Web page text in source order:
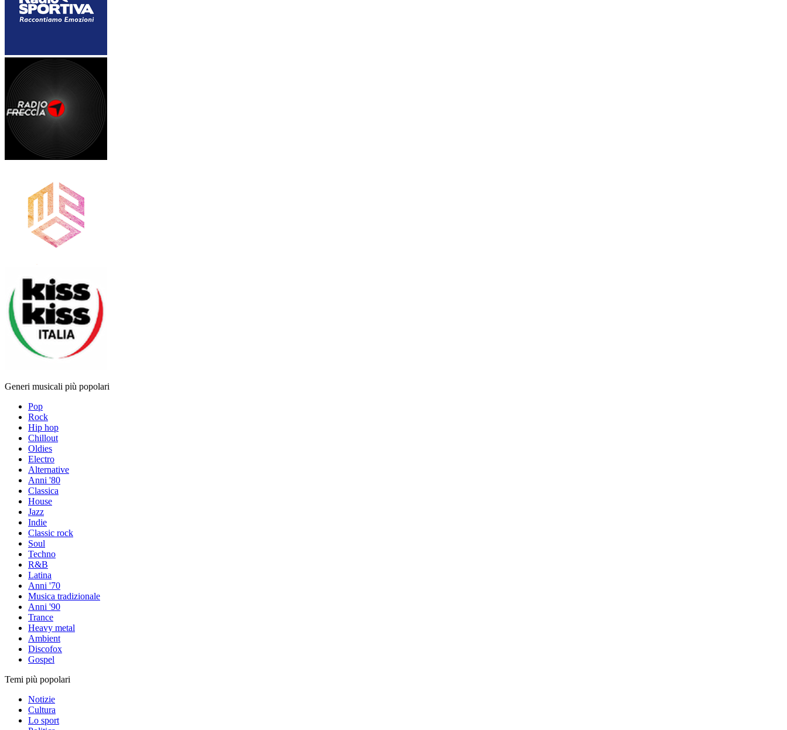
Generi musicali più popolari
Pop
Rock
Hip hop
Chillout
Oldies
Electro
Alternative
Anni '80
Classica
House
Jazz
Indie
Classic rock
Soul
Techno
R&B
Latina
Anni '70
Musica tradizionale
Anni '90
Trance
Heavy metal
Ambient
Discofox
Gospel
Temi più popolari
Notizie
Cultura
Lo sport